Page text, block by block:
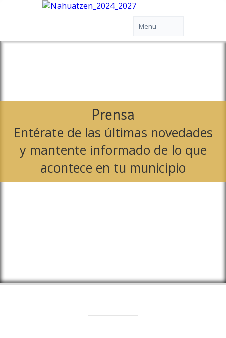
Prensa
Entérate de las últimas novedades
y mantente informado de lo que
acontece en tu municipio